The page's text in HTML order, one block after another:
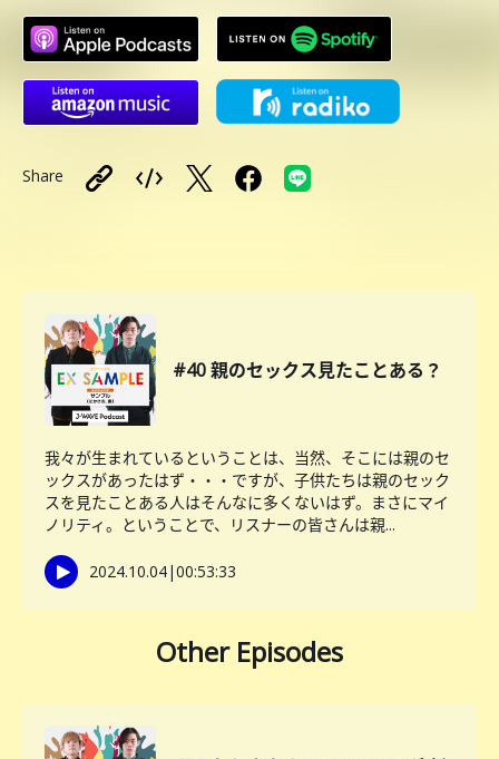
Share
#40 親のセックス見たことある？
我々が生まれているということは、当然、そこには親のセ
ックスがあったはず・・・ですが、子供たちは親のセック
スを見たことある人はそんなに多くないはず。まさにマイ
ノリティ。ということで、リスナーの皆さんは親...
2024.10.04|00:53:33
Other Episodes